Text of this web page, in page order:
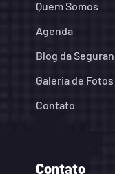
Quem Somos
Agenda
Blog da
Galeria de Fotos
Contato
Contato